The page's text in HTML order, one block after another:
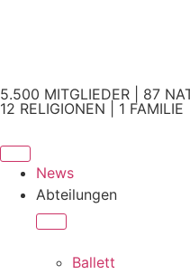
5.500 MITGLIEDER | 87
12 RELIGIONEN | 1 FAMILIE
News
Abteilungen
Ballett